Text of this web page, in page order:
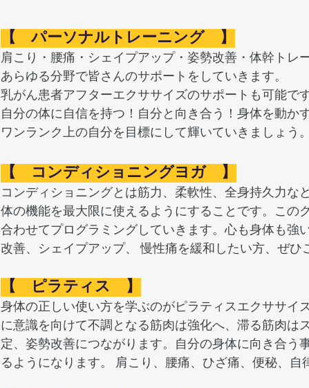
【　パーソナルトレーニング　】
肩こり・腰痛・シェイプアップ・姿勢改善・体幹トレ
あらゆる分野で皆さんのサポートをしていきます。
乳がん患者アフターエクササイズのサポートも可能です
自分の体に自信を持つ！自分と向き合う！身体を動か
ワンランク上の自分を目標にして輝いていきましょう。
【　コンディショニングヨガ　】
コンディショニングとは筋力、柔軟性、全身持久力な
体の機能を最大限に使えるようにすることです。この
合わせてプログラミングしていきます。心も身体も強
改善、シェイプアップ、 慢性痛を緩和したい方、ぜひ
【　ピラティス　】
身体の正しい使い方を学ぶのがピラティスエクササイ
に意識を向けて不調となる筋肉は強化へ、滞る筋肉は
定、姿勢改善につながります。自分の身体に向き合う
るようになります。 肩こり、腰痛、ひざ痛、便秘、自